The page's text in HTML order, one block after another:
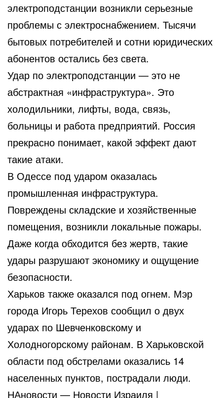
электроподстанции возникли серьезные
проблемы с электроснабжением. Тысячи
бытовых потребителей и сотни юридических
абонентов остались без света.
Удар по электроподстанции — это не
абстрактная «инфраструктура». Это
холодильники, лифты, вода, связь,
больницы и работа предприятий. Россия
прекрасно понимает, какой эффект дают
такие атаки.
В Одессе под ударом оказалась
промышленная инфраструктура.
Повреждены складские и хозяйственные
помещения, возникли локальные пожары.
Даже когда обходится без жертв, такие
удары разрушают экономику и ощущение
безопасности.
Харьков также оказался под огнем. Мэр
города Игорь Терехов сообщил о двух
ударах по Шевченковскому и
Холодногорскому районам. В Харьковской
области под обстрелами оказались 14
населенных пунктов, пострадали люди.
НАновости — Новости Израиля |